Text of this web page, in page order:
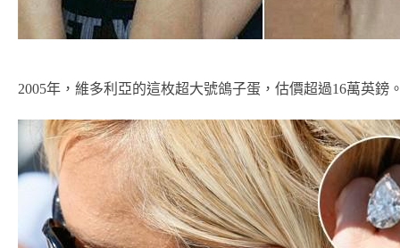
2005年，維多利亞的這枚超大號鴿子蛋，估價超過16萬英鎊